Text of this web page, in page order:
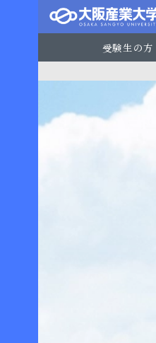
受験生の方